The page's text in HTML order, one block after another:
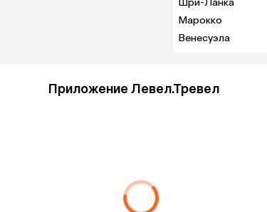
Шри-Ланка
Марокко
Венесуэла
Приложение Левел.Тревел